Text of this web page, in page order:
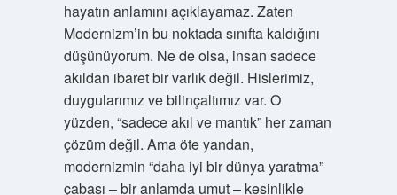
hayatın anlamını açıklayamaz. Zaten
Modernizm’in bu noktada sınıfta kaldığını
düşünüyorum. Ne de olsa, insan sadece
akıldan ibaret bir varlık değil. Hislerimiz,
duygularımız ve bilinçaltımız var. O
yüzden, “sadece akıl ve mantık” her zaman
çözüm değil. Ama öte yandan,
modernizmin “daha iyi bir dünya yaratma”
çabası – bir anlamda umut – kesinlikle